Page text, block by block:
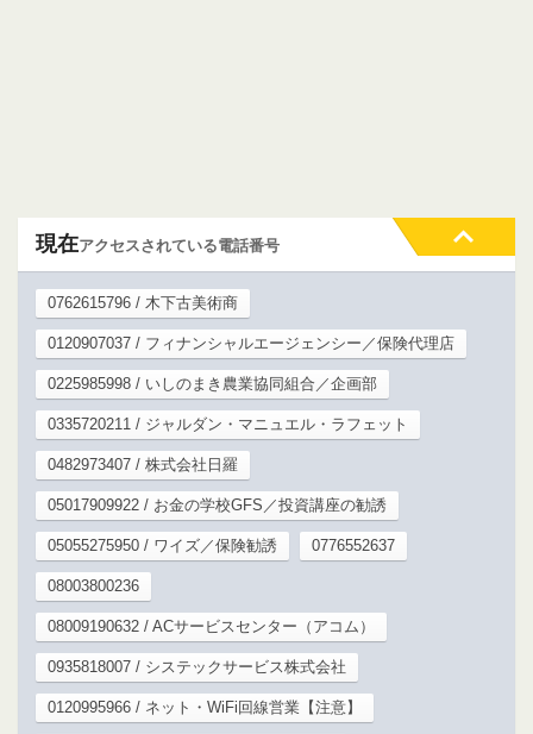
現在アクセスされている電話番号
0762615796 / 木下古美術商
0120907037 / フィナンシャルエージェンシー／保険代理店
0225985998 / いしのまき農業協同組合／企画部
0335720211 / ジャルダン・マニュエル・ラフェット
0482973407 / 株式会社日羅
05017909922 / お金の学校GFS／投資講座の勧誘
05055275950 / ワイズ／保険勧誘 0776552637
08003800236
08009190632 / ACサービスセンター（アコム）
0935818007 / システックサービス株式会社
0120995966 / ネット・WiFi回線営業【注意】